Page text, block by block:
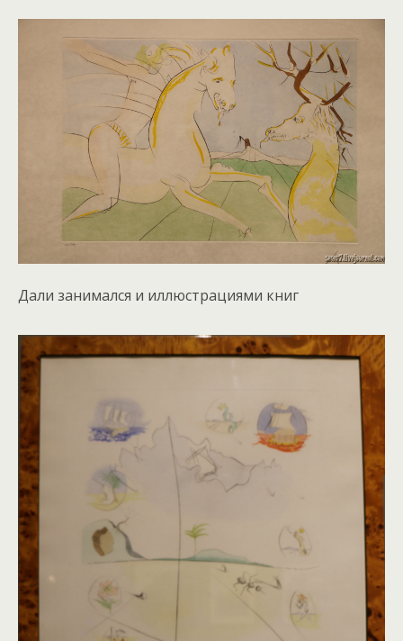
Дали занимался и иллюстрациями книг